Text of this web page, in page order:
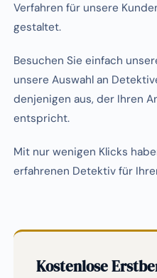
Verfahren für unsere
gestaltet.
Besuchen Sie einfach
unsere Auswahl an
denjenigen aus, der Ihren
entspricht.
Mit nur wenigen Klicks
erfahrenen Detektiv für
Kostenlose